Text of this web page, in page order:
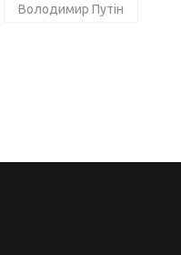
Володимир Путін